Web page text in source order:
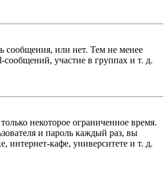
сообщения, или нет. Тем не менее
участие в группах и т. д.
некоторое ограниченное время.
и пароль каждый раз, вы
интернет-кафе, университете и т. д.